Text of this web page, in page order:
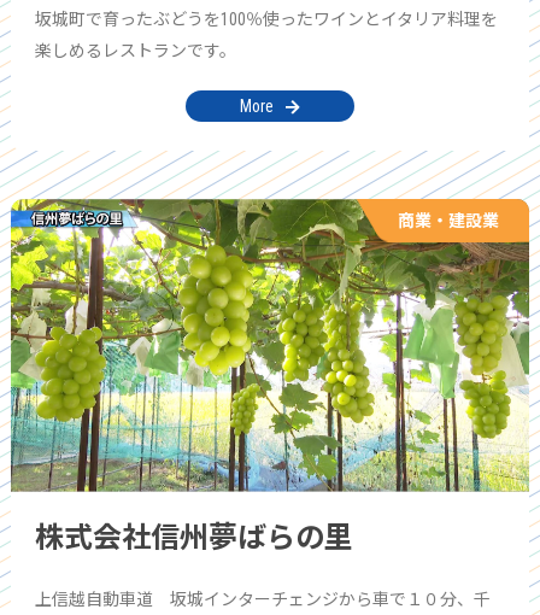
坂城町で育ったぶどうを100％使ったワインとイタリア料理を
楽しめるレストランです。
More
商業・建設業
株式会社信州夢ばらの里
上信越自動車道 坂城インターチェンジから車で１０分、千